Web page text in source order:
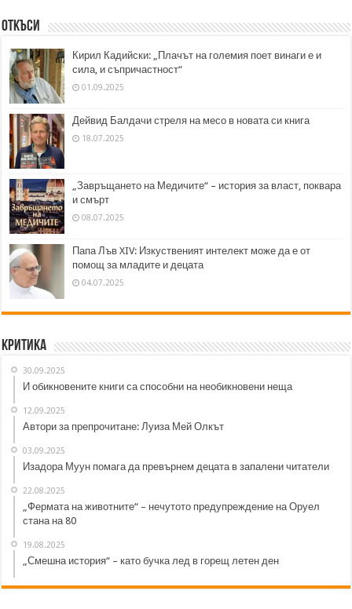
Откъси
Кирил Кадийски: „Плачът на големия поет винаги е и
сила, и съпричастност“
01.09.2025
Дейвид Балдачи стреля на месо в новата си книга
18.07.2025
„Завръщането на Медичите“ – история за власт, поквара
и смърт
08.07.2025
Папа Лъв XIV: Изкуственият интелект може да е от
помощ за младите и децата
04.07.2025
Критика
30.09.2025
И обикновените книги са способни на необикновени неща
12.09.2025
Автори за препрочитане: Луиза Мей Олкът
03.09.2025
Изадора Муун помага да превърнем децата в запалени читатели
22.08.2025
„Фермата на животните“ – нечутото предупреждение на Оруел
стана на 80
19.08.2025
„Смешна история“ – като бучка лед в горещ летен ден